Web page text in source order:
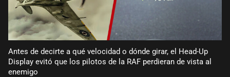
Antes de decirte a qué velocidad o dónde girar, el Head-Up
Display evitó que los pilotos de la RAF perdieran de vista al
enemigo